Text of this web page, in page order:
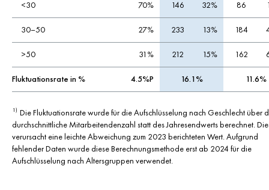
<30 70% 146 32% 86
30–50 27% 233 13% 184
>50 31% 212 15% 162
Fluktuationsrate in % 4.5%P 16.1% 11.6%
1) Die Fluktuationsrate wurde für die Aufschlüsselung nach Geschlecht über
durchschnittliche Mitarbeitendenzahl statt des Jahresendwerts berechnet.
verursacht eine leichte Abweichung zum 2023 berichteten Wert. Aufgrund
fehlender Daten wurde diese Berechnungsmethode erst ab 2024 für die
Aufschlüsselung nach Altersgruppen verwendet.